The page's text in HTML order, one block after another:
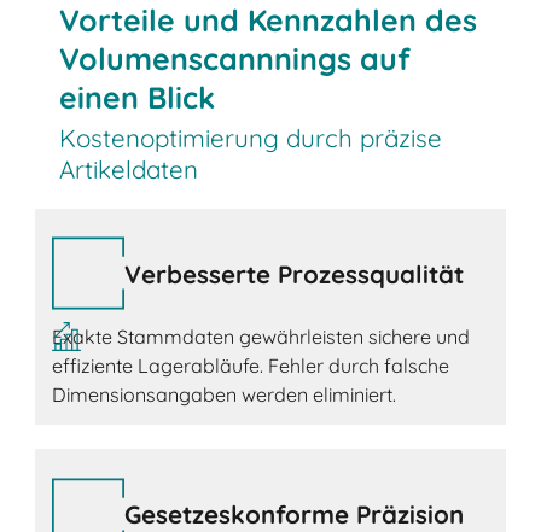
Vorteile und Kennzahlen des
Volumenscannnings auf
einen Blick
Kostenoptimierung durch präzise
Artikeldaten
Verbesserte Prozessqualität
Exakte Stammdaten gewährleisten sichere und
effiziente Lagerabläufe. Fehler durch falsche
Dimensionsangaben werden eliminiert.
Gesetzeskonforme Präzision